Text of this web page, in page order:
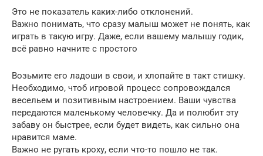
Это не показатель каких-либо отклонений.
Важно понимать, что сразу малыш может не понять, как
играть в такую игру. Даже, если вашему малышу годик,
всё равно начните с простого
Возьмите его ладоши в свои, и хлопайте в такт стишку.
Необходимо, чтоб игровой процесс сопровождался
весельем и позитивным настроением. Ваши чувства
передаются маленькому человечку. Да и полюбит эту
забаву он быстрее, если будет видеть, как сильно она
нравится маме.
Важно не ругать кроху, если что-то пошло не так.